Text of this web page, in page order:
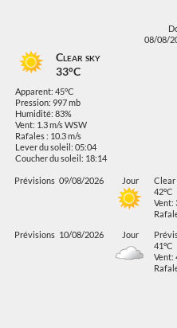
08/08/
Clear sky
33°C
Apparent: 45°C
Pression: 997 mb
Humidité: 83%
Vent: 1.3 m/s WSW
Rafales : 10.3 m/s
Lever du soleil: 05:04
Coucher du soleil: 18:14
Prévisions 09/08/2026 Jour
Clear
42°C
Vent:
Prévisions 10/08/2026 Jour
41°C
Vent: